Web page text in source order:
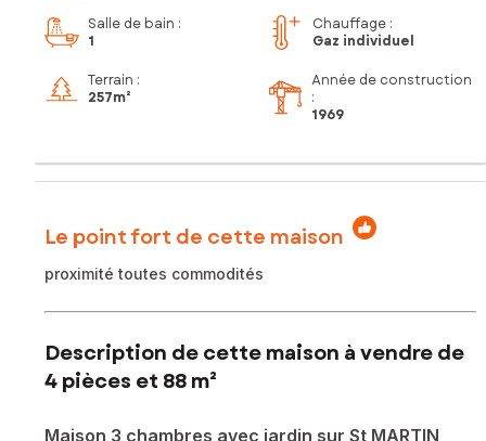
Salle de bain :
1
Chauffage :
Gaz individuel
Terrain :
257m²
Année de construction
:
1969
Le point fort de cette maison
proximité toutes commodités
Description de cette maison à vendre de
4 pièces et 88 m²
Maison 3 chambres avec jardin sur St MARTIN